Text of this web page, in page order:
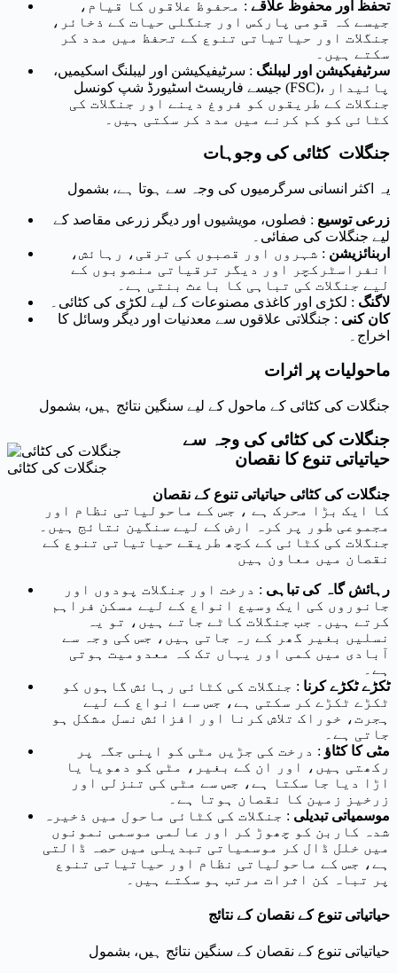
تحفظ اور محفوظ علاقے : محفوظ علاقوں کا قیام،
جیسے کہ قومی پارکس اور جنگلی حیات کے ذخائر،
جنگلات اور حیاتیاتی تنوع کے تحفظ میں مدد کر
سکتے ہیں۔
سرٹیفیکیشن اور لیبلنگ : سرٹیفیکیشن اور لیبلنگ اسکیمیں،
جیسے فاریسٹ اسٹیورڈ شپ کونسل (FSC)، پائیدار
جنگلات کے طریقوں کو فروغ دینے اور جنگلات کی
کٹائی کو کم کرنے میں مدد کر سکتی ہیں۔
جنگلات کٹائی کی وجوہات
یہ اکثر انسانی سرگرمیوں کی وجہ سے ہوتا ہے، بشمول
زرعی توسیع : فصلوں، مویشیوں اور دیگر زرعی مقاصد کے
لیے جنگلات کی صفائی۔
اربنائزیشن : شہروں اور قصبوں کی ترقی، رہائش،
انفراسٹرکچر اور دیگر ترقیاتی منصوبوں کے
لیے جنگلات کی تباہی کا باعث بنتی ہے۔
لاگنگ : لکڑی اور کاغذی مصنوعات کے لیے لکڑی کی کٹائی۔
کان کنی : جنگلاتی علاقوں سے معدنیات اور دیگر وسائل کا
اخراج۔
ماحولیات پر اثرات
جنگلات کی کٹائی کے ماحول کے لیے سنگین نتائج ہیں، بشمول
جنگلات کی کٹائی
جنگلات کی کٹائی کی وجہ سے
حیاتیاتی تنوع کا نقصان
جنگلات کی کٹائی حیاتیاتی تنوع کے نقصان
کا ایک بڑا محرک ہے ، جس کے ماحولیاتی نظام اور
مجموعی طور پر کرہ ارض کے لیے سنگین نتائج ہیں۔
جنگلات کی کٹائی کے کچھ طریقے حیاتیاتی تنوع کے
نقصان میں معاون ہیں
رہائش گاہ کی تباہی : درخت اور جنگلات پودوں اور
جانوروں کی ایک وسیع انواع کے لیے مسکن فراہم
کرتے ہیں۔ جب جنگلات کاٹے جاتے ہیں، تو یہ
نسلیں بغیر گھر کے رہ جاتی ہیں، جس کی وجہ سے
آبادی میں کمی اور یہاں تک کہ معدومیت ہوتی
ہے۔
ٹکڑے ٹکڑے کرنا : جنگلات کی کٹائی رہائش گاہوں کو
ٹکڑے ٹکڑے کر سکتی ہے، جس سے انواع کے لیے
ہجرت، خوراک تلاش کرنا اور افزائش نسل مشکل ہو
جاتی ہے۔
مٹی کا کٹاؤ : درخت کی جڑیں مٹی کو اپنی جگہ پر
رکھتی ہیں، اور ان کے بغیر، مٹی کو دھویا یا
اڑا دیا جا سکتا ہے، جس سے مٹی کی تنزلی اور
زرخیز زمین کا نقصان ہوتا ہے۔
موسمیاتی تبدیلی : جنگلات کی کٹائی ماحول میں ذخیرہ
شدہ کاربن کو چھوڑ کر اور عالمی موسمی نمونوں
میں خلل ڈال کر موسمیاتی تبدیلی میں حصہ ڈالتی
ہے، جس کے ماحولیاتی نظام اور حیاتیاتی تنوع
پر تباہ کن اثرات مرتب ہو سکتے ہیں۔
حیاتیاتی تنوع کے نقصان کے نتائج
حیاتیاتی تنوع کے نقصان کے سنگین نتائج ہیں، بشمول